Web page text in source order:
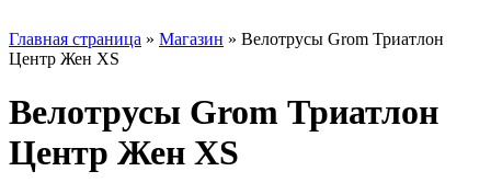
Главная страница » Магазин » Велотрусы Grom Триатлон
Центр Жен XS
Велотрусы Grom Триатлон
Центр Жен XS